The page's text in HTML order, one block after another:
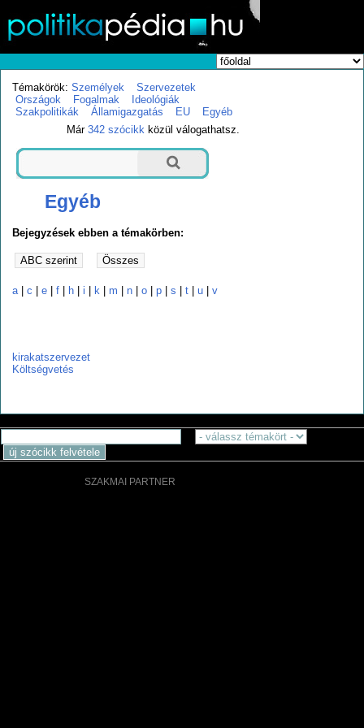
Témakörök: Személyek
Szervezetek
Országok
Fogalmak
Ideológiák
Szakpolitikák
Államigazgatás EU
Egyéb
Már342 szócikk közül válogathatsz.
Egyéb
Bejegyzések ebben a témakörben:
a|c |e |f h |i k |m |n |o |p |s |t |u |v
kirakatszervezet
Költségvetés
SZAKMAI PARTNER